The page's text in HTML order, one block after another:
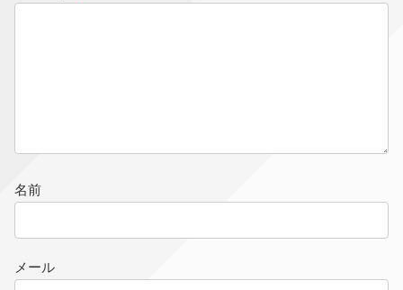
名前
メール